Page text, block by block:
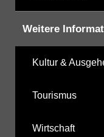
Weitere
Kultur &
Tourismus
Wirtschaft